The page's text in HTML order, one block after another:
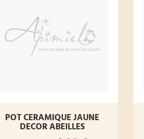
POT CERAMIQUE JAUNE
DECOR ABEILLES